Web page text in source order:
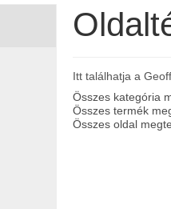
Itt találhatja a
Összes kategória
Összes termék
Összes oldal